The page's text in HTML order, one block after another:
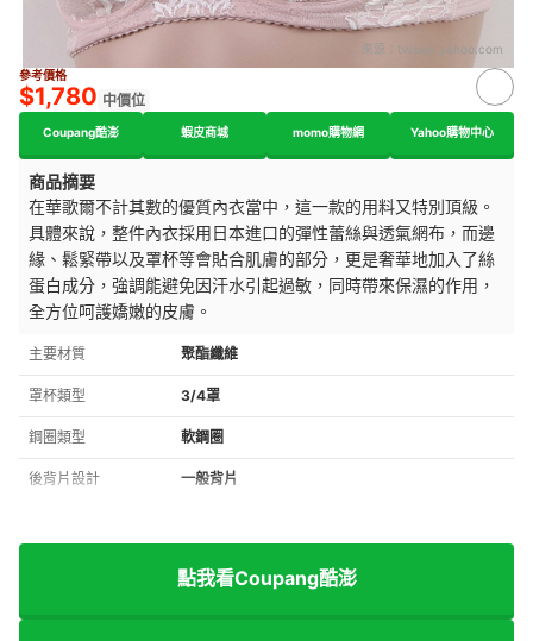
來源： tw.buy.yahoo.com
參考價格
$1,780 中價位
Coupang酷澎 蝦皮商城 momo購物網 Yahoo購物中心
商品摘要
在華歌爾不計其數的優質內衣當中，這一款的用料又特別頂級。
具體來說，整件內衣採用日本進口的彈性蕾絲與透氣網布，而邊
緣、鬆緊帶以及罩杯等會貼合肌膚的部分，更是奢華地加入了絲
蛋白成分，強調能避免因汗水引起過敏，同時帶來保濕的作用，
全方位呵護嬌嫩的皮膚。
主要材質 聚酯纖維
罩杯類型 3/4罩
鋼圈類型 軟鋼圈
後背片設計 一般背片
點我看Coupang酷澎